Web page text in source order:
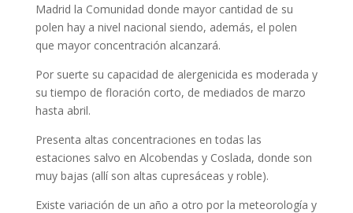
Madrid la Comunidad donde mayor cantidad de su
polen hay a nivel nacional siendo, además, el polen
que mayor concentración alcanzará.
Por suerte su capacidad de alergenicida es moderada y
su tiempo de floración corto, de mediados de marzo
hasta abril.
Presenta altas concentraciones en todas las
estaciones salvo en Alcobendas y Coslada, donde son
muy bajas (allí son altas cupresáceas y roble).
Existe variación de un año a otro por la meteorología y